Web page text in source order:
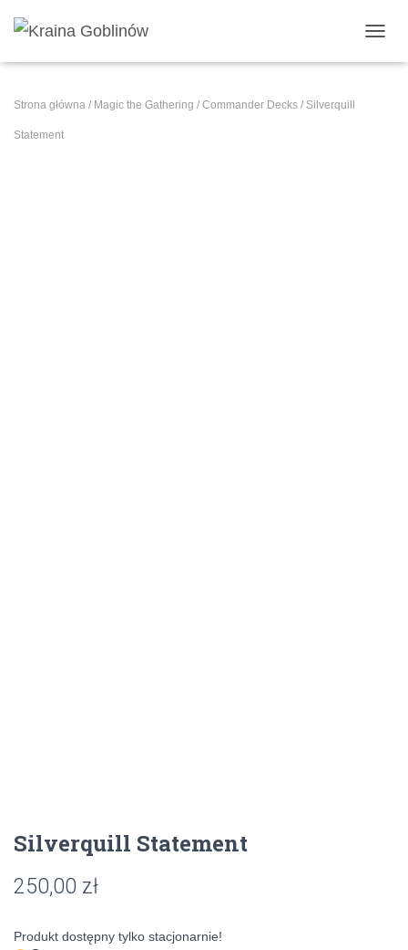
Strona główna / Magic the Gathering / Commander Decks / Silverquill
Statement
Silverquill Statement
250,00 zł
Produkt dostępny tylko stacjonarnie!